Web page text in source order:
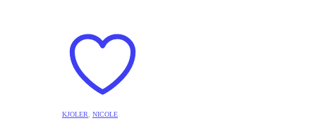
KJOLER, NICOLE